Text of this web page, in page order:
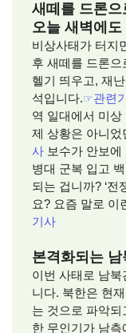
새떼를 드론
오늘 새벽에
비상사태가 터지
후 새떼를 드론
헬기 띄우고, 재
석입니다.☞관련
역 일대에서 미
제 상황은 아니었
사 보수가 안보에
병대 군복 입고
되는 겁니까? ‘전
요? 요즘 말로 이
기사
본격화되는
이번 사태로 남
니다. 북한은 현
는 것으로 파악되
한 무인기가 남측